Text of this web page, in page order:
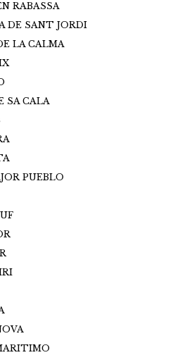
RABASSA
DE SANT JORDI
LA CALMA
SA CALA
PUEBLO